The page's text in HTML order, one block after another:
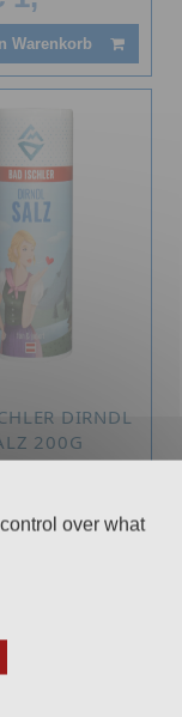
Warenkorb
DIRNDL
200G
Warenkorb
over what